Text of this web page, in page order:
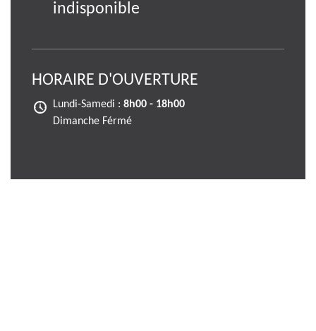
indisponible
HORAIRE D'OUVERTURE
Lundi-Samedi : 8h00 - 18h00
Dimanche Férmé